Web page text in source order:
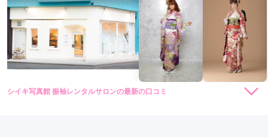
シイキ写真館 振袖レンタルサロンの最新の口コミ